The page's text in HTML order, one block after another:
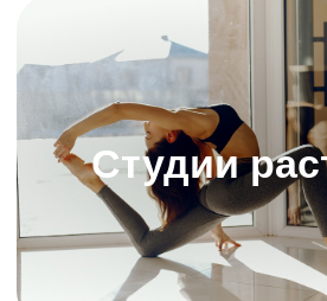
Клиенты приходят без записи
Тренеры не готовы к наплыву. Мест
в зале не хватает, постоянные
клиенты раздражены, а новички
остаются без внимания. В итоге,
хаос, конфликты и недовольства.